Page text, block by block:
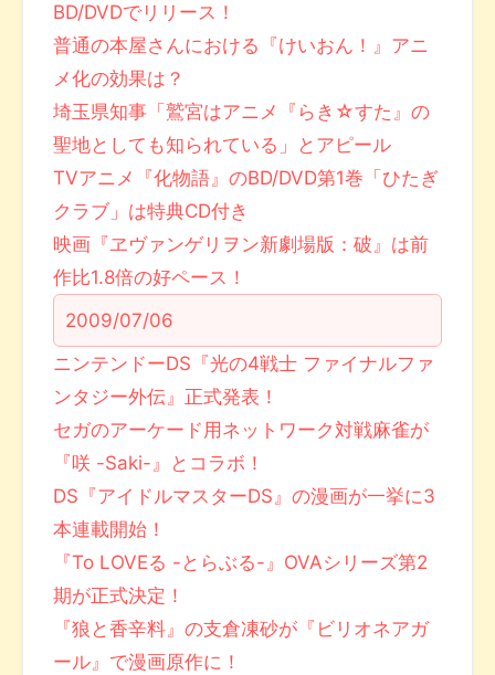
BD/DVDでリリース！
普通の本屋さんにおける『けいおん！』アニ
メ化の効果は？
埼玉県知事「鷲宮はアニメ『らき☆すた』の
聖地としても知られている」とアピール
TVアニメ『化物語』のBD/DVD第1巻「ひたぎ
クラブ」は特典CD付き
映画『ヱヴァンゲリヲン新劇場版：破』は前
作比1.8倍の好ペース！
2009/07/06
ニンテンドーDS『光の4戦士 ファイナルファ
ンタジー外伝』正式発表！
セガのアーケード用ネットワーク対戦麻雀が
『咲 -Saki-』とコラボ！
DS『アイドルマスターDS』の漫画が一挙に3
本連載開始！
『To LOVEる -とらぶる-』OVAシリーズ第2
期が正式決定！
『狼と香辛料』の支倉凍砂が『ビリオネアガ
ール』で漫画原作に！